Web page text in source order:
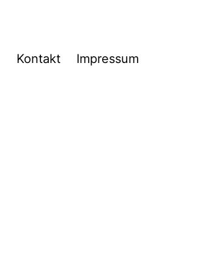
Kontakt Impressum